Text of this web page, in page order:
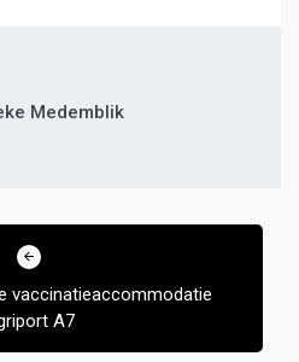
Medemblik
vaccinatieaccommodatie
A7